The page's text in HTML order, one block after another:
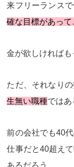
来フリーランス
確な目標があっ
金が欲しければ
ただ、それなり
生無い職種ではあ
前の会社でも40
仕事だと40超え
あるだろう。